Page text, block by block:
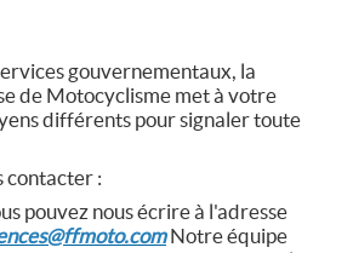
gouvernementaux, la
de Motocyclisme met à votre
différents pour signaler toute
contacter :
pouvez nous écrire à l'adresse
Notre équipe